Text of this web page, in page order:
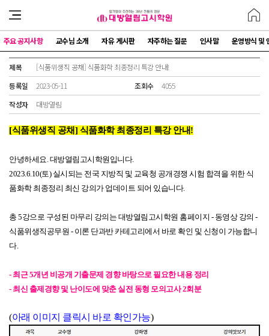
주요 공지사항 교수님 소개 자유 게시판 자주하는 질문 인사말 운영방식 및
제목
[식품위생직 공채] 식품화학 최종정리 특강 안내!
등록일
2023-05-11 조회수
4055
작성자
대방열림
[식품위생직 공채] 식품화학 최종정리 특강 안내!
안녕하세요. 대방열림고시학원입니다.
2023.6.10(토) 실시되는 전국 지방직 및 교육청 공개경쟁 시험 합격을 위한 식
품화학 최종정리 최신 강의가 업데이트 되어 있습니다.
총 5강으로 구성된 마무리 강의는 대방열림고시학원 홈페이지 - 동영상 강의 -
식품위생직공무원 - 이론 단과반 카테고리에서 바로 확인 및 신청이 가능합니
다.
- 최근 5개년 비공개 기출문제 경향 바탕으로 필요한 내용 정리
- 최신 출제경향 및 난이도에 맞춘 실전 동형 모의고사 2회분
(아래 이미지 클릭시 바로 확인가능)